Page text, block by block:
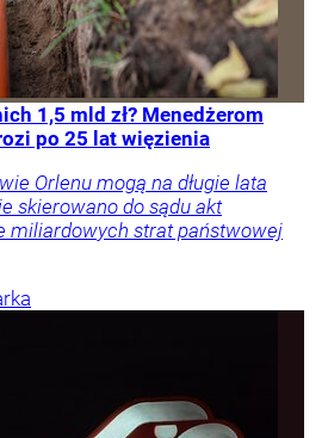
1,5 mld zł? Menedżerom
po 25 lat więzienia
Orlenu mogą na długie lata
skierowano do sądu akt
miliardowych strat państwowej